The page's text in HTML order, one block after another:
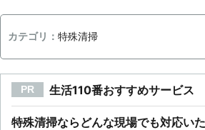
カテゴリ： 特殊清掃
PR 生活110番おすすめサービス
特殊清掃ならどんな現場でも対応いた